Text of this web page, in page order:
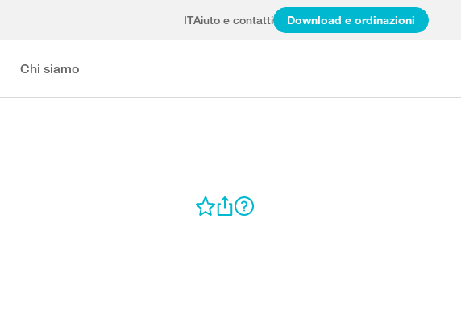
ITAiuto e contatti Download e ordinazioni
Chi siamo